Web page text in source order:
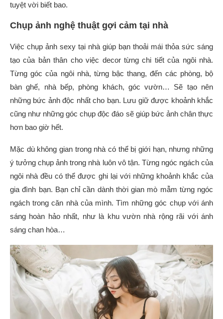
tuyệt vời biết bao.
Chụp ảnh nghệ thuật gợi cảm tại nhà
Việc chụp ảnh sexy tại nhà giúp bạn thoải mái thỏa sức sáng
tạo của bản thân cho việc decor từng chi tiết của ngôi nhà.
Từng góc của ngôi nhà, từng bậc thang, đến các phòng, bộ
bàn ghế, nhà bếp, phòng khách, góc vườn… Sẽ tạo nên
những bức ảnh độc nhất cho bạn. Lưu giữ được khoảnh khắc
cũng như những góc chụp độc đáo sẽ giúp bức ảnh chân thực
hơn bao giờ hết.
Mặc dù không gian trong nhà có thể bị giới hạn, nhưng những
ý tưởng chụp ảnh trong nhà luôn vô tận. Từng ngóc ngách của
ngôi nhà đều có thể được ghi lại với những khoảnh khắc của
gia đình bạn. Bạn chỉ cần dành thời gian mò mẫm từng ngóc
ngách trong căn nhà của mình. Tìm những góc chụp với ánh
sáng hoàn hảo nhất, như là khu vườn nhà rộng rãi với ánh
sáng chan hòa…